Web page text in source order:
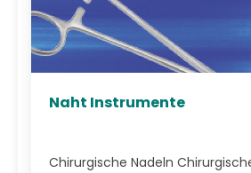
Naht Instrumente
Chirurgische Nadeln